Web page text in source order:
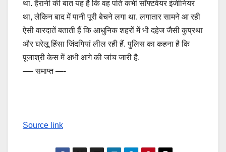
था. हैरानी की बात यह है कि वह पति कभी सॉफ्टवेयर इंजीनियर
था, लेकिन बाद में पानी पूरी बेचने लगा था. लगातार सामने आ रही
ऐसी वारदातें बताती हैं कि आधुनिक शहरों में भी दहेज जैसी कुप्रथा
और घरेलू हिंसा जिंदगियां लील रही हैं. पुलिस का कहना है कि
पूजाश्री केस में अभी आगे की जांच जारी है.
—- समाप्त —-
Source link